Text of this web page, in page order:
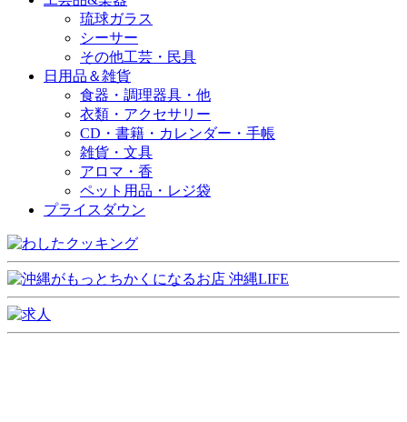
琉球ガラス
シーサー
その他工芸・民具
日用品＆雑貨
食器・調理器具・他
衣類・アクセサリー
CD・書籍・カレンダー・手帳
雑貨・文具
アロマ・香
ペット用品・レジ袋
プライスダウン